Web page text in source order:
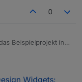
0
Beispielprojekt in
Widgets: